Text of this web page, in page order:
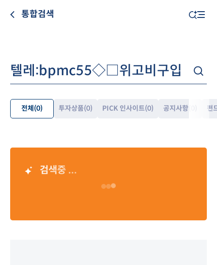
통합검색
전체 (0) 투자상품(0) PICK 인사이트(0) 공지사항 펀
검색중 ...
Loading…